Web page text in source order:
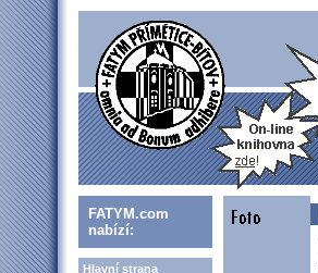
FATYM.com
nabízí:
Hlavní strana